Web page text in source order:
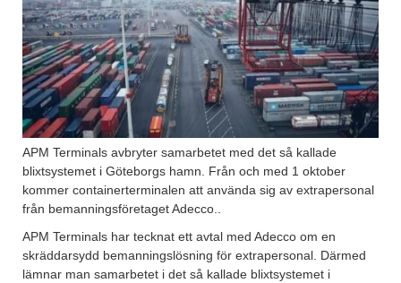
APM Terminals avbryter samarbetet med det så kallade
blixtsystemet i Göteborgs hamn. Från och med 1 oktober
kommer containerterminalen att använda sig av extrapersonal
från bemanningsföretaget Adecco..
APM Terminals har tecknat ett avtal med Adecco om en
skräddarsydd bemanningslösning för extrapersonal. Därmed
lämnar man samarbetet i det så kallade blixtsystemet i